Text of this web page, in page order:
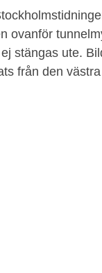
ovanför
stängas ute.
från den